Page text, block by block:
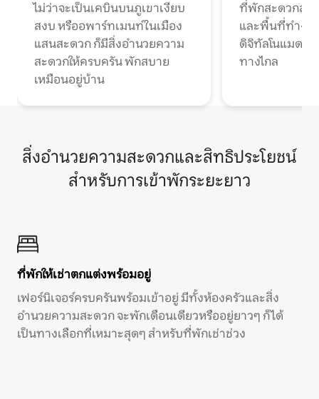
ไม่ว่าจะเป็นเคบินบนภูเขาเงียบ
สงบ หรืออพาร์ทเมนท์ในเมือง
แสนสะดวก ก็มีสิ่งอำนวยความ
สะดวกให้ครบครัน พักสบาย
เหมือนอยู่บ้าน
ที่พักสะดวกสบ
และพื้นที่ทำงา
ดิจิทัลโนแมดแ
ทางไกล
สิ่งอำนวยความสะดวกและสิทธิประโยชน์
สำหรับการเข้าพักระยะยาว
ที่พักให้เช่าตกแต่งพร้อมอยู่
เฟอร์นิเจอร์ครบครันพร้อมเข้าอยู่ มีทั้งห้องครัวและสิ่ง
อำนวยความสะดวก จะพักเดือนเดียวหรืออยู่ยาวๆ ก็ได้
เป็นทางเลือกที่เหมาะสุดๆ สำหรับที่พักเช่าช่วง